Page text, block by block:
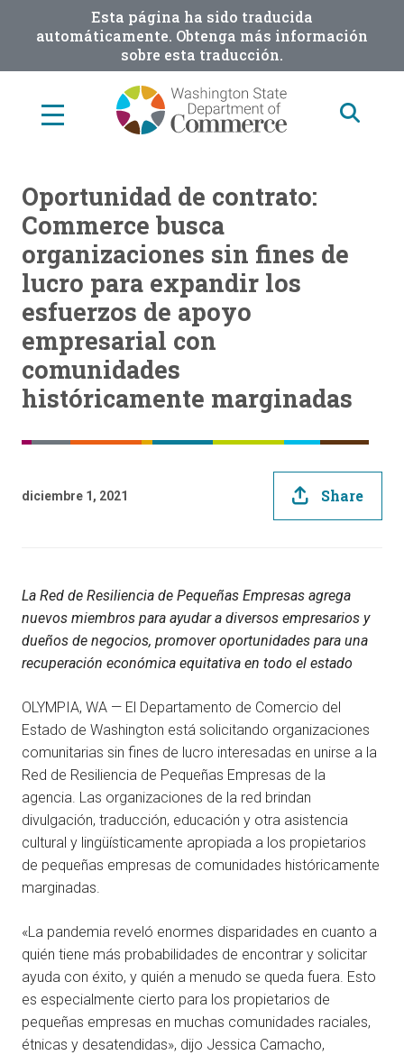
Esta página ha sido traducida
automáticamente. Obtenga más información
sobre esta traducción.
Oportunidad de contrato:
Commerce busca
organizaciones sin fines de
lucro para expandir los
esfuerzos de apoyo
empresarial con
comunidades
históricamente marginadas
diciembre 1, 2021 Share
La Red de Resiliencia de Pequeñas Empresas agrega
nuevos miembros para ayudar a diversos empresarios y
dueños de negocios, promover oportunidades para una
recuperación económica equitativa en todo el estado
OLYMPIA, WA — El Departamento de Comercio del
Estado de Washington está solicitando organizaciones
comunitarias sin fines de lucro interesadas en unirse a la
Red de Resiliencia de Pequeñas Empresas de la
agencia. Las organizaciones de la red brindan
divulgación, traducción, educación y otra asistencia
cultural y lingüísticamente apropiada a los propietarios
de pequeñas empresas de comunidades históricamente
marginadas.
«La pandemia reveló enormes disparidades en cuanto a
quién tiene más probabilidades de encontrar y solicitar
ayuda con éxito, y quién a menudo se queda fuera. Esto
es especialmente cierto para los propietarios de
pequeñas empresas en muchas comunidades raciales,
étnicas y desatendidas», dijo Jessica Camacho,